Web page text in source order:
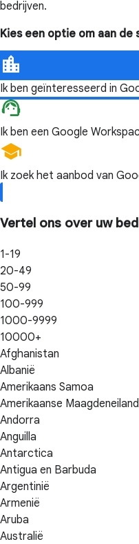
bedrijven.
Kies een optie om aan de
Ik ben geïnteresseerd in
Ik ben een Google
Ik zoek het aanbod van
Vertel ons over uw
1-19
20-49
50-99
100-999
1000-9999
10000+
Afghanistan
Albanië
Amerikaans Samoa
Amerikaanse
Andorra
Anguilla
Antarctica
Antigua en Barbuda
Argentinië
Armenië
Aruba
Australië